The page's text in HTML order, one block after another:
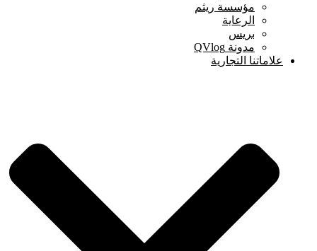
مؤسسة ريثم
الرعاية
بريس
مدونة QVlog
علاماتنا التجارية